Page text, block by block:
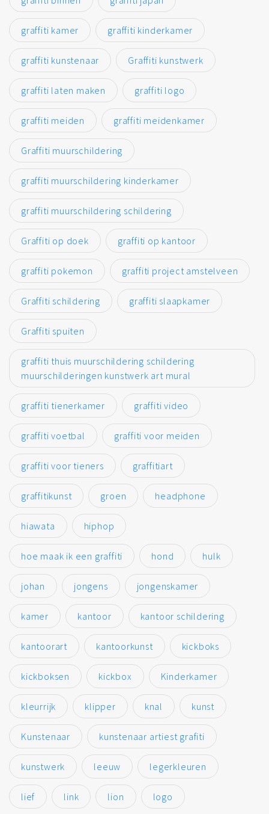
graffiti kamer graffiti kinderkamer
graffiti kunstenaar Graffiti kunstwerk
graffiti laten maken graffiti logo
graffiti meiden graffiti meidenkamer
Graffiti muurschildering
graffiti muurschildering kinderkamer
graffiti muurschildering schildering
Graffiti op doek graffiti op kantoor
graffiti pokemon graffiti project amstelveen
Graffiti schildering graffiti slaapkamer
Graffiti spuiten
graffiti thuis muurschildering schildering
muurschilderingen kunstwerk art mural
graffiti tienerkamer graffiti video
graffiti voetbal graffiti voor meiden
graffiti voor tieners graffitiart
graffitikunst groen headphone
hiawata hiphop
hoe maak ik een graffiti hond hulk
johan jongens jongenskamer
kamer kantoor kantoor schildering
kantoorart kantoorkunst kickboks
kickboksen kickbox Kinderkamer
kleurrijk klipper knal kunst
Kunstenaar kunstenaar artiest grafiti
kunstwerk leeuw legerkleuren
lief link lion logo